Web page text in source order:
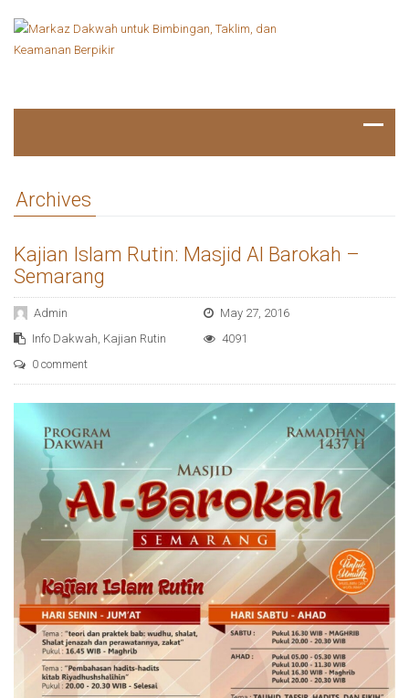
Archives
Kajian Islam Rutin: Masjid Al Barokah –
Semarang
Admin
May 27, 2016
Info Dakwah, Kajian Rutin
4091
0 comment